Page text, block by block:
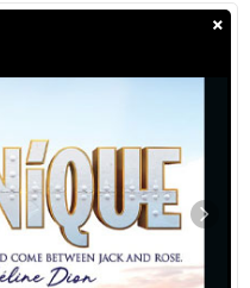
gespeichert
×